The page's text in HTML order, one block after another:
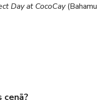
Day at CocoCay(Bahamu
cenā?